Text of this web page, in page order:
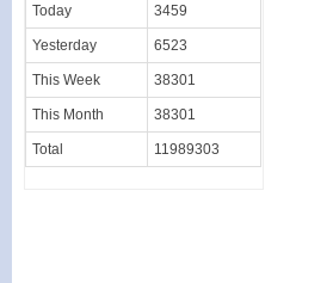
Today 3459
Yesterday 6523
This Week 38301
This Month 38301
Total 11989303